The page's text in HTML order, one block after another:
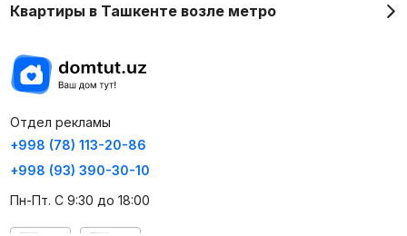
Квартиры в Ташкенте возле метро
Отдел рекламы
+998 (78) 113-20-86
+998 (93) 390-30-10
Пн-Пт. С 9:30 до 18:00